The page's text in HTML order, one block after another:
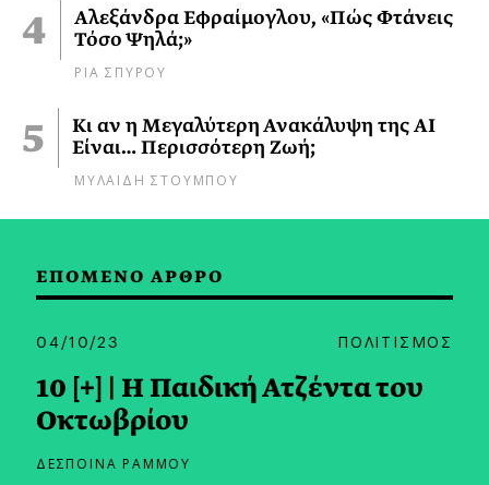
Αλεξάνδρα Εφραίμογλου, «Πώς Φτάνεις
Τόσο Ψηλά;»
ΡΙΑ ΣΠΥΡΟΥ
Κι αν η Μεγαλύτερη Ανακάλυψη της AI
Είναι… Περισσότερη Ζωή;
ΜΥΛΑΙΔΗ ΣΤΟΥΜΠΟΥ
ΕΠΟΜΕΝΟ ΑΡΘΡΟ
04/10/23 ΠΟΛΙΤΙΣΜΟΣ
10 [+] | Η Παιδική Ατζέντα του
Οκτωβρίου
ΔΕΣΠΟΙΝΑ ΡΑΜΜΟΥ